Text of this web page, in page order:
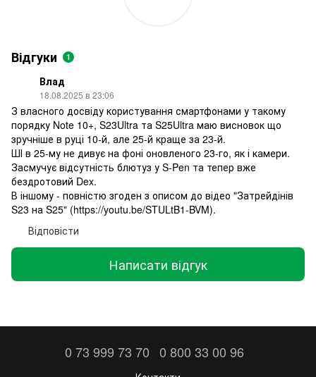
Відгуки 1
Влад
18.08.2025 в 23:06
З власного досвіду користування смартфонами у такому
порядку Note 10+, S23Ultra та S25Ultra маю висновок що
зручніше в руці 10-й, але 25-й краще за 23-й.
ШІ в 25-му не дивує на фоні оновленого 23-го, як і камери.
Засмучує відсутність блютуз у S-Pen та тепер вже
бездротовий Dex.
В іншому - повністю згоден з описом до відео "Затрейдінів
S23 на S25" (https://youtu.be/STULtB1-BVM).
Відповісти
Написати відгук
0 73 999 73 70 0 800 33 00 96